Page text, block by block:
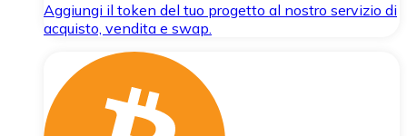
Aggiungi il token del tuo progetto al nostro servizio di
acquisto, vendita e swap.